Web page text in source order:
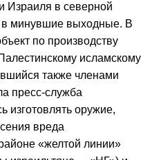
Израиля в северной
в минувшие выходные. В
по производству
исламскому
также членами
пресс-служба
изготовлять оружие,
вреда
«желтой линии»